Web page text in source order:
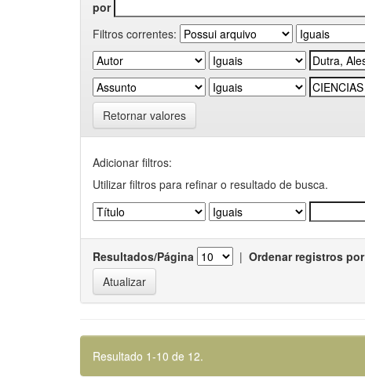
por
Filtros correntes:
Retornar valores
Adicionar filtros:
Utilizar filtros para refinar o resultado de busca.
Resultados/Página | Ordenar registros por
Resultado 1-10 de 12.